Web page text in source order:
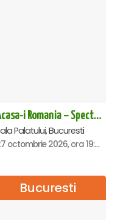
Acasa-i Romania – Spectacol
Palatului, Bucuresti
27 octombrie 2026, ora 19:00
Bucuresti